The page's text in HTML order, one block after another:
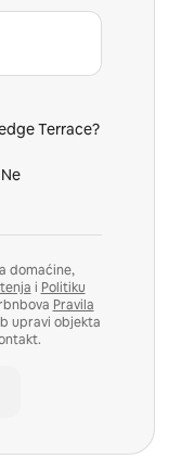
Terrace?
Ne
domaćine,
i Politiku
Pravila
upravi objekta